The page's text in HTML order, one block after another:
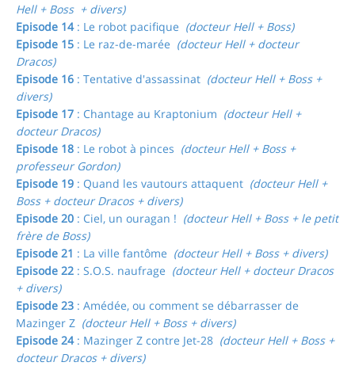
Hell + Boss + divers)
Episode 14: Le robot pacifique (docteur Hell + Boss)
Episode 15 : Le raz-de-marée (docteur Hell + docteur
Dracos)
Episode 16 : Tentative d'assassinat (docteur Hell + Boss +
divers)
Episode 17 : Chantage au Kraptonium (docteur Hell +
docteur Dracos)
Episode 18 : Le robot à pinces (docteur Hell + Boss +
professeur Gordon)
Episode 19 : Quand les vautours attaquent (docteur Hell +
Boss + docteur Dracos + divers)
Episode 20 : Ciel, un ouragan ! (docteur Hell + Boss + le petit
frère de Boss)
Episode 21 : La ville fantôme (docteur Hell + Boss + divers)
Episode 22 : S.O.S. naufrage (docteur Hell + docteur Dracos
+ divers)
Episode 23 : Amédée, ou comment se débarrasser de
Mazinger Z (docteur Hell + Boss + divers)
Episode 24: Mazinger Z contre Jet-28 (docteur Hell + Boss +
docteur Dracos + divers)